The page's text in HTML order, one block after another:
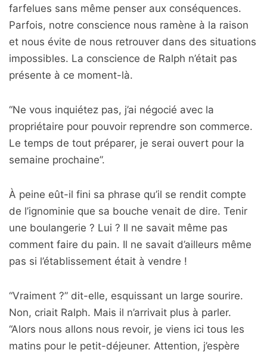
farfelues sans même penser aux conséquences.
Parfois, notre conscience nous ramène à la raison
et nous évite de nous retrouver dans des situations
impossibles. La conscience de Ralph n’était pas
présente à ce moment-là.
“Ne vous inquiétez pas, j’ai négocié avec la
propriétaire pour pouvoir reprendre son commerce.
Le temps de tout préparer, je serai ouvert pour la
semaine prochaine”.
À peine eût-il fini sa phrase qu’il se rendit compte
de l’ignominie que sa bouche venait de dire. Tenir
une boulangerie ? Lui ? Il ne savait même pas
comment faire du pain. Il ne savait d’ailleurs même
pas si l’établissement était à vendre !
“Vraiment ?” dit-elle, esquissant un large sourire.
Non, criait Ralph. Mais il n’arrivait plus à parler.
“Alors nous allons nous revoir, je viens ici tous les
matins pour le petit-déjeuner. Attention, j’espère